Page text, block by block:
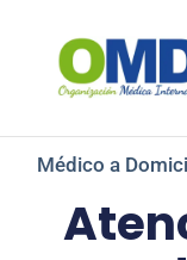
Médico a